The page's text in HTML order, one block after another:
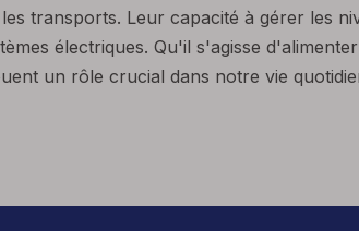
transports. Leur capacité à gérer les
électriques. Qu'il s'agisse
un rôle crucial dans notre vie